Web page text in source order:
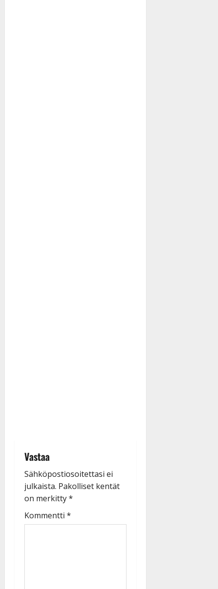
Vastaa
Sähköpostiosoitettasi ei
julkaista. Pakolliset kentät
on merkitty*
Kommentti *